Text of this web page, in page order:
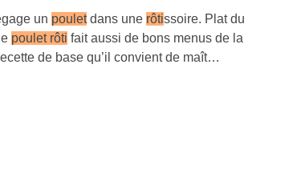
un pouletdans une rôtissoire. Plat du
poulet rôti fait aussi de bons menus de la
de base qu’il convient de maît…